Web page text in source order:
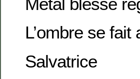
L’ombre se fait
Salvatrice